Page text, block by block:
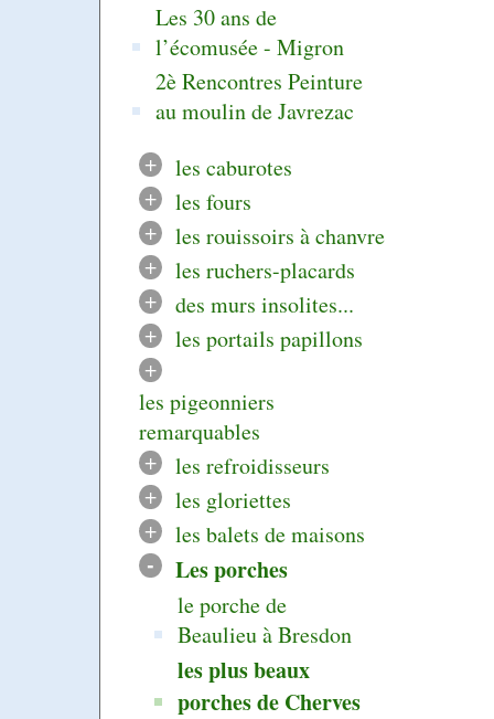
Les 30 ans de
l’écomusée - Migron
2è Rencontres Peinture
au moulin de Javrezac
+
les caburotes
+
les fours
+
les rouissoirs à chanvre
+
les ruchers-placards
+
des murs insolites...
+
les portails papillons
+
les pigeonniers
remarquables
+
les refroidisseurs
+
les gloriettes
+
les balets de maisons
- Les porches
le porche de
Beaulieu à Bresdon
les plus beaux
porches de Cherves